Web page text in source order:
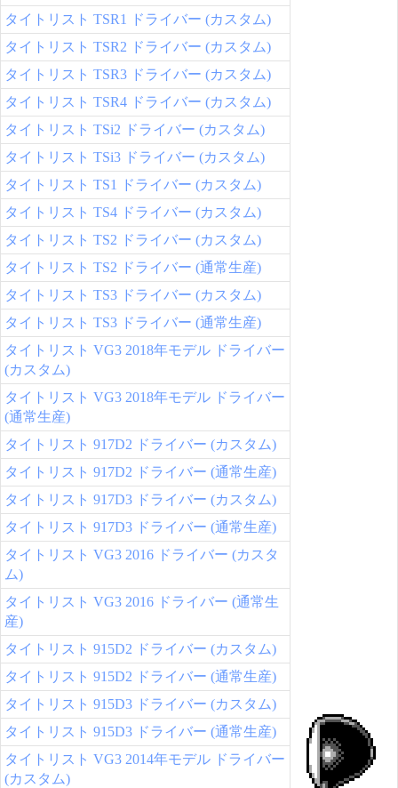
タイトリスト TSR1 ドライバー (カスタム)
タイトリスト TSR2 ドライバー (カスタム)
タイトリスト TSR3 ドライバー (カスタム)
タイトリスト TSR4 ドライバー (カスタム)
タイトリスト TSi2 ドライバー (カスタム)
タイトリスト TSi3 ドライバー (カスタム)
タイトリスト TS1 ドライバー (カスタム)
タイトリスト TS4 ドライバー (カスタム)
タイトリスト TS2 ドライバー (カスタム)
タイトリスト TS2 ドライバー (通常生産)
タイトリスト TS3 ドライバー (カスタム)
タイトリスト TS3 ドライバー (通常生産)
タイトリスト VG3 2018年モデル ドライバー
(カスタム)
タイトリスト VG3 2018年モデル ドライバー
(通常生産)
タイトリスト 917D2 ドライバー (カスタム)
タイトリスト 917D2 ドライバー (通常生産)
タイトリスト 917D3 ドライバー (カスタム)
タイトリスト 917D3 ドライバー (通常生産)
タイトリスト VG3 2016 ドライバー (カスタ
ム)
タイトリスト VG3 2016 ドライバー (通常生
産)
タイトリスト 915D2 ドライバー (カスタム)
タイトリスト 915D2 ドライバー (通常生産)
タイトリスト 915D3 ドライバー (カスタム)
タイトリスト 915D3 ドライバー (通常生産)
タイトリスト VG3 2014年モデル ドライバー
(カスタム)